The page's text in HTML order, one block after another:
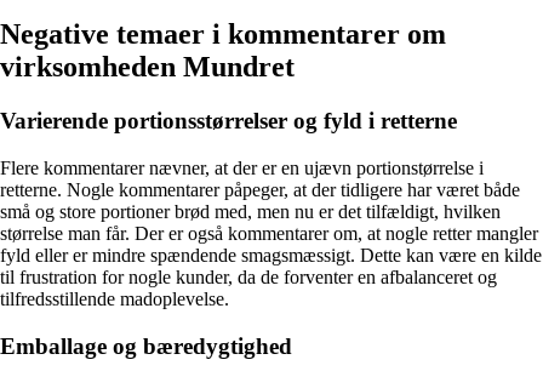
Negative temaer i kommentarer om
virksomheden Mundret
Varierende portionsstørrelser og fyld i retterne
Flere kommentarer nævner, at der er en ujævn portionstørrelse i
retterne. Nogle kommentarer påpeger, at der tidligere har været både
små og store portioner brød med, men nu er det tilfældigt, hvilken
størrelse man får. Der er også kommentarer om, at nogle retter mangler
fyld eller er mindre spændende smagsmæssigt. Dette kan være en kilde
til frustration for nogle kunder, da de forventer en afbalanceret og
tilfredsstillende madoplevelse.
Emballage og bæredygtighed